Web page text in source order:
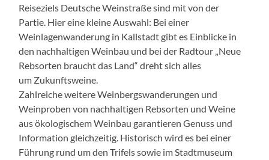
Reiseziels Deutsche Weinstraße sind mit von der
Partie. Hier eine kleine Auswahl: Bei einer
Weinlagenwanderung in Kallstadt gibt es Einblicke in
den nachhaltigen Weinbau und bei der Radtour „Neue
Rebsorten braucht das Land“ dreht sich alles
um Zukunftsweine.
Zahlreiche weitere Weinbergswanderungen und
Weinproben von nachhaltigen Rebsorten und Weine
aus ökologischem Weinbau garantieren Genuss und
Information gleichzeitig. Historisch wird es bei einer
Führung rund um den Trifels sowie im Stadtmuseum